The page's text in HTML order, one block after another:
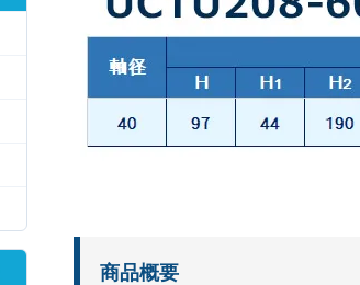
商品概要